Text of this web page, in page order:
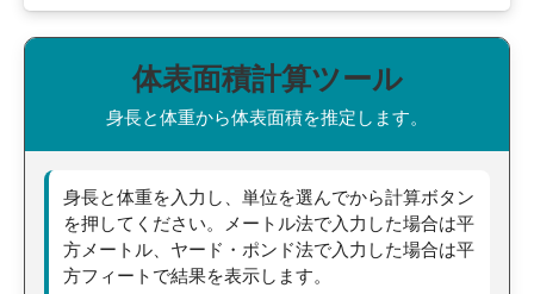
体表面積計算ツール
身長と体重から体表面積を推定します。
身長と体重を入力し、単位を選んでから計算ボタン
を押してください。メートル法で入力した場合は平
方メートル、ヤード・ポンド法で入力した場合は平
方フィートで結果を表示します。